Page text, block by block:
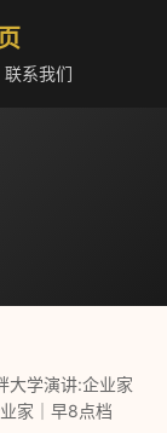
联系我们
大学演讲:企业家
家｜早8点档